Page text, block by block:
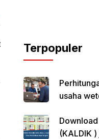
Terpopuler
usaha
(KALDIK